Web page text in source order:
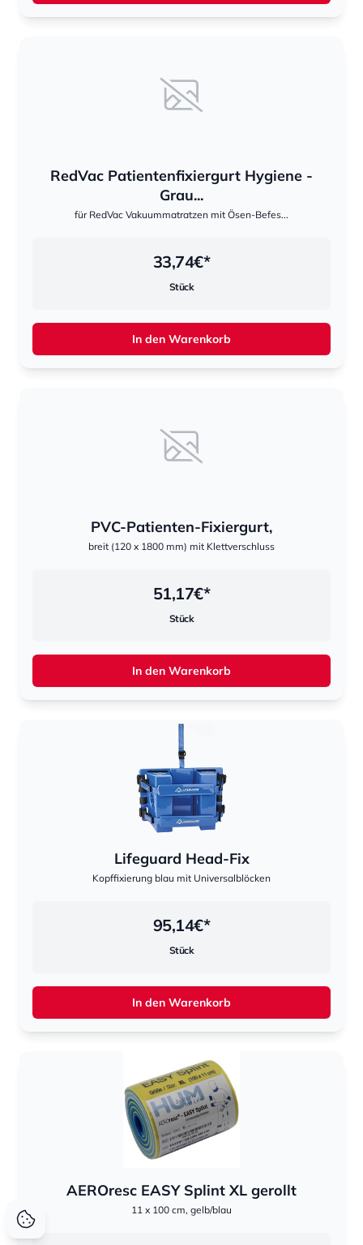
RedVac Patientenfixiergurt Hygiene -
Grau...
für RedVac Vakuummatratzen mit Ösen-Befes...
33,74€*
Stück
In den Warenkorb
PVC-Patienten-Fixiergurt,
breit (120 x 1800 mm) mit Klettverschluss
51,17€*
Stück
In den Warenkorb
Lifeguard Head-Fix
Kopffixierung blau mit Universalblöcken
95,14€*
Stück
In den Warenkorb
AEROresc EASY Splint XL gerollt
11 x 100 cm, gelb/blau